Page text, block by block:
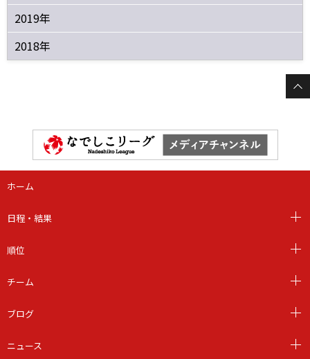
2019年
2018年
ホーム
日程・結果
順位
チーム
ブログ
ニュース